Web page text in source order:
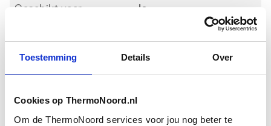
Toestemming Details Over
Cookies op ThermoNoord.nl
Om de ThermoNoord services voor jou nog beter te
Geschikt voor
Ja
Geschikt voor montage
met zijwand
Ja